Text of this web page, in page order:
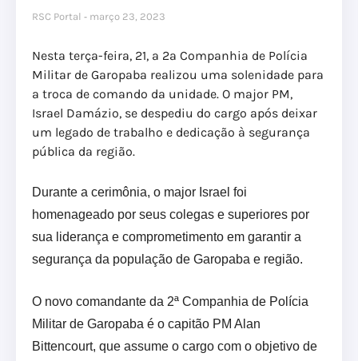
RSC Portal março 23, 2023
Nesta terça-feira, 21, a 2ª Companhia de Polícia
Militar de Garopaba realizou uma solenidade para
a troca de comando da unidade. O major PM,
Israel Damázio, se despediu do cargo após deixar
um legado de trabalho e dedicação à segurança
pública da região.
Durante a cerimônia, o major Israel foi
homenageado por seus colegas e superiores por
sua liderança e comprometimento em garantir a
segurança da população de Garopaba e região.
O novo comandante da 2ª Companhia de Polícia
Militar de Garopaba é o capitão PM Alan
Bittencourt, que assume o cargo com o objetivo de